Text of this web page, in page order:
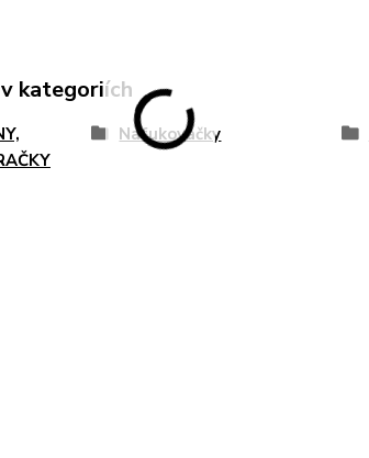
kategoriích
Nafukovačky